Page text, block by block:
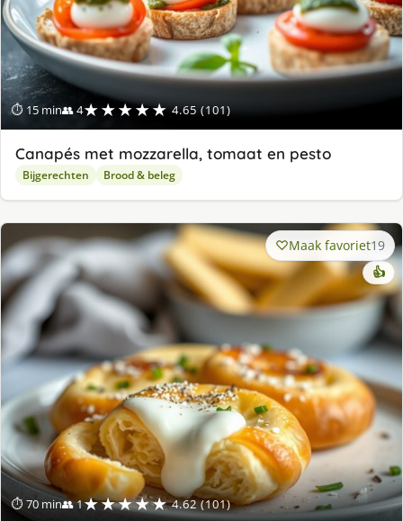
⏱ 15 min👥 4★★★★★ 4.65 (101)
Canapés met mozzarella, tomaat en pesto
Bijgerechten Brood & beleg
⏱ 70 min👥 1★★★★★ 4.62 (101)
Maak favoriet19
👍